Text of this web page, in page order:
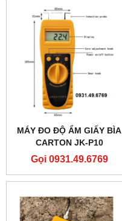
MÁY ĐO ĐỘ ẨM GIẤY BÌA
CARTON JK-P10
Gọi 0931.49.6769